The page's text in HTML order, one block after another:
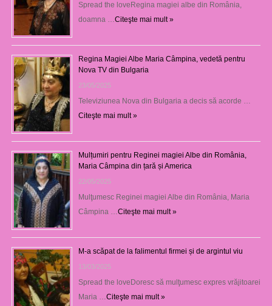
Spread the loveRegina magiei albe din România,
doamna …Citeşte mai mult »
Regina Magiei Albe Maria Câmpina, vedetă pentru
Nova TV din Bulgaria
23/05/2025
Televiziunea Nova din Bulgaria a decis să acorde …
Citeşte mai mult »
Mulțumiri pentru Reginei magiei Albe din România,
Maria Câmpina din țară și America
22/05/2025
Mulţumesc Reginei magiei Albe din România, Maria
Câmpina …Citeşte mai mult »
M-a scăpat de la falimentul firmei și de argintul viu
13/03/2025
Spread the loveDoresc să mulţumesc expres vrăjitoarei
Maria …Citeşte mai mult »